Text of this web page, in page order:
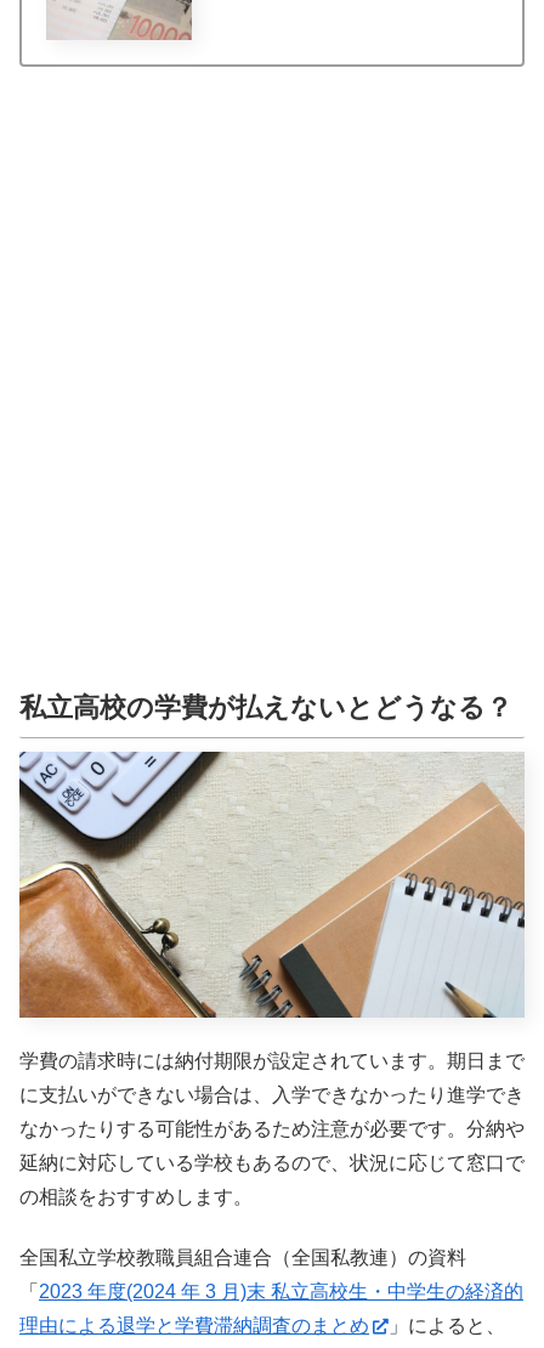
私立高校の学費が払えないとどうなる？
学費の請求時には納付期限が設定されています。期日まで
に支払いができない場合は、入学できなかったり進学でき
なかったりする可能性があるため注意が必要です。分納や
延納に対応している学校もあるので、状況に応じて窓口で
の相談をおすすめします。
全国私立学校教職員組合連合（全国私教連）の資料
「 2023 年度(2024 年 3 月)末 私立高校生・中学生の経済的
理由による退学と学費滞納調査のまとめ
」によると、